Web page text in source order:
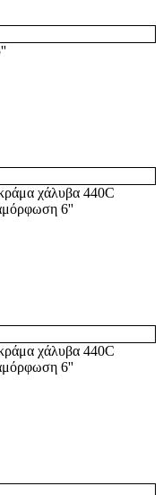
χάλυβα 440C
6''
χάλυβα 440C
6''